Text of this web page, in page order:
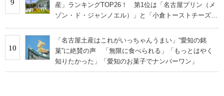
9
産」ランキングTOP26！ 第1位は「名古屋プリン（メ
ゾン・ド・ジャンノエル）」と「小倉トーストチーズケ
10
「名古屋土産はこれがいっちゃんうまい」“愛知の銘
菓”に絶賛の声 「無限に食べられる」「もっとはやく
知りたかった」「愛知のお菓子でナンバーワン」